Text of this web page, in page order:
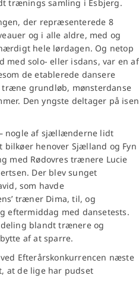
trænings samling i Esbjerg.
der repræsenterede 8
og i alle aldre, med og
hele lørdagen. Og netop
med solo- eller isdans, var en af
de etablerede dansere
grundløb, mønsterdanse
Den yngste deltager på isen
nogle af sjællænderne lidt
henover Sjælland og Fyn
med Rødovres trænere Lucie
Der blev sunget
som havde
træner Dima, til, og
eftermiddag med dansetests.
blandt trænere og
af at sparre.
Efterårskonkurrencen næste
at de lige har pudset